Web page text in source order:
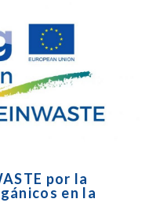
por la
en la